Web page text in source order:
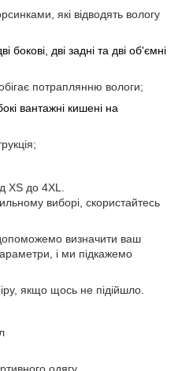
які відводять вологу
бокові, дві задні та дві об'ємні
потраплянню вологи;
вантажні кишені на
XS до 4XL.
виборі, скористайтесь
визначити ваш
і ми підкажемо
, якщо щось не підійшло.